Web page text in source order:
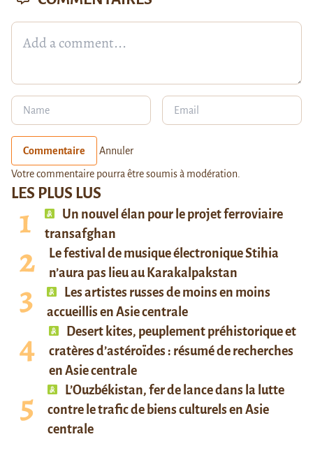
LES PLUS LUS
Un nouvel élan pour le projet ferroviaire
transafghan
Le festival de musique électronique Stihia
n’aura pas lieu au Karakalpakstan
Les artistes russes de moins en moins
accueillis en Asie centrale
Desert kites, peuplement préhistorique et
cratères d’astéroïdes : résumé de recherches
en Asie centrale
L’Ouzbékistan, fer de lance dans la lutte
contre le trafic de biens culturels en Asie
centrale
Commentaire Annuler
Votre commentaire pourra être soumis à modération.